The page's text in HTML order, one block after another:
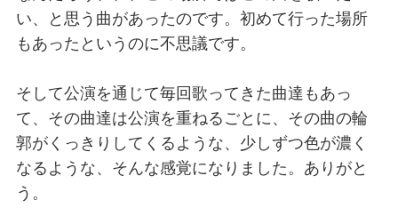
い、と思う曲があったのです。初めて行った場所
もあったというのに不思議です。
そして公演を通じて毎回歌ってきた曲達もあっ
て、その曲達は公演を重ねるごとに、その曲の輪
郭がくっきりしてくるような、少しずつ色が濃く
なるような、そんな感覚になりました。ありがと
う。